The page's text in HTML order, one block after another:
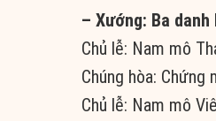
– Xướng: Ba
Chủ lễ: Nam mô
Chúng hòa: Chứng
Chủ lễ: Nam mô